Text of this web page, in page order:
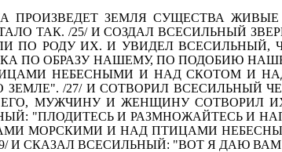
ПРОИЗВЕДЕТ ЗЕМ­ЛЯ СУЩЕСТВА
ТАК. /25/ И СОЗ­ДАЛ ВСЕСИЛЬНЫЙ
ПО РОДУ ИХ. И УВИ­ДЕЛ ВСЕСИЛЬНЫЙ,
ПО ОБРАЗУ НА­ШЕМУ, ПО ПОДОБИЮ
НЕБЕСНЫ­МИ И НАД СКОТОМ И
/27/ И СОТ­ВОРИЛ ВСЕСИЛЬНЫЙ
ЕГО, МУЖЧИНУ И ЖЕНЩИНУ СОТВОРИЛ
"ПЛОДИТЕСЬ И РАЗМНОЖАЙТЕСЬ И
МОРСКИМИ И НАД ПТИЦАМИ
И СКАЗАЛ ВСЕСИЛЬНЫЙ: "ВОТ Я ДАЮ